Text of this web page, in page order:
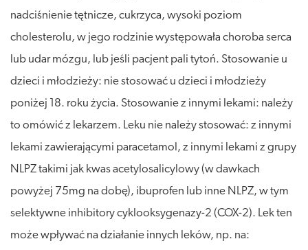
nadciśnienie tętnicze, cukrzyca, wysoki poziom
cholesterolu, w jego rodzinie występowała choroba serca
lub udar mózgu, lub jeśli pacjent pali tytoń. Stosowanie u
dzieci i młodzieży: nie stosować u dzieci i młodzieży
poniżej 18. roku życia. Stosowanie z innymi lekami: należy
to omówić z lekarzem. Leku nie należy stosować: z innymi
lekami zawierającymi paracetamol, z innymi lekami z grupy
NLPZ takimi jak kwas acetylosalicylowy (w dawkach
powyżej 75mg na dobę), ibuprofen lub inne NLPZ, w tym
selektywne inhibitory cyklooksygenazy-2 (COX-2). Lek ten
może wpływać na działanie innych leków, np. na: